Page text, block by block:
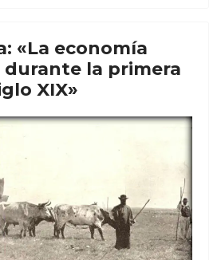
«La economía
la primera
XIX»